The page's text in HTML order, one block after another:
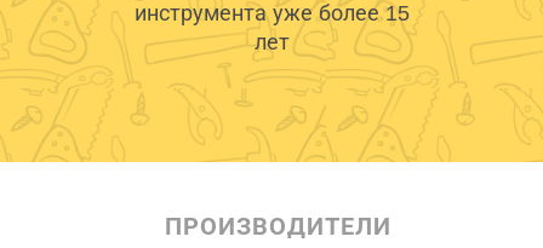
инструмента уже более 15
лет
ПРОИЗВОДИТЕЛИ